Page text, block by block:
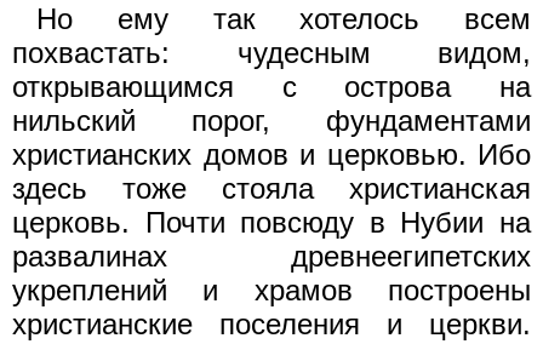
Но ему так хотелось всем
похвастать: чудесным видом,
открывающимся с острова на
нильский порог, фундаментами
христианских домов и церковью. Ибо
здесь тоже стояла христианская
церковь. Почти повсюду в Нубии на
развалинах древнеегипетских
укреплений и храмов построены
христианские поселения и церкви.